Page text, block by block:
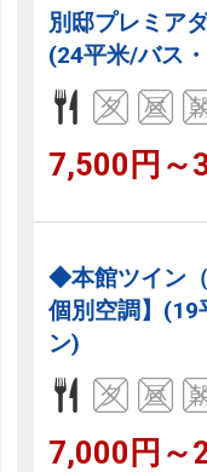
別邸プレミア
(24平米/バス
7,500円～
◆本館ツイン
個別空調】(19
ン)
7,000円～